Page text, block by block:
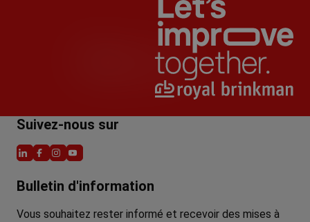
Suivez-nous sur
L
n
c
I
s
a
Y
u
Bulletin d'information
Vous souhaitez rester informé et recevoir des mises à